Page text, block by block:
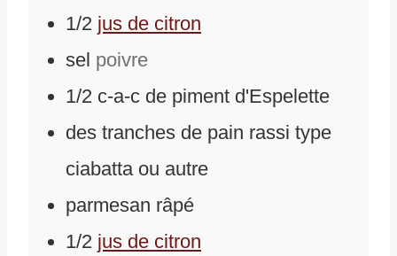
1/2 jus de citron
sel poivre
1/2 c-a-c de piment d'Espelette
des tranches de pain rassi type
ciabatta ou autre
parmesan râpé
1/2 jus de citron